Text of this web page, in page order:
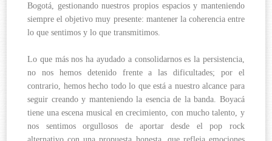
Bogotá, gestionando nuestros propios espacios y manteniendo
siempre el objetivo muy presente: mantener la coherencia entre
lo que sentimos y lo que transmitimos.
Lo que más nos ha ayudado a consolidarnos es la persistencia,
no nos hemos detenido frente a las dificultades; por el
contrario, hemos hecho todo lo que está a nuestro alcance para
seguir creando y manteniendo la esencia de la banda. Boyacá
tiene una escena musical en crecimiento, con mucho talento, y
nos sentimos orgullosos de aportar desde el pop rock